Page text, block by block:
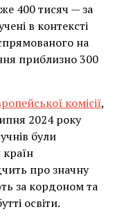
400 тисяч — за
в контексті
на
приблизно 300
комісії,
2024 року
були
країн
про значну
за кордоном та
освіти.